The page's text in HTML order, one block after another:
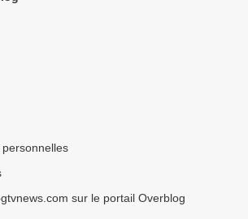
sur le portail Overblog